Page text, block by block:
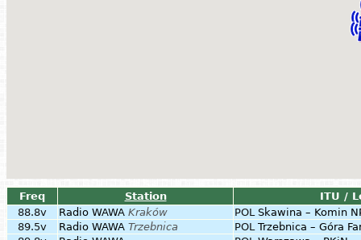
Freq Station
ITU /
88.8v
Radio WAWA Kraków POL Skawina – Komin
89.5v
Radio WAWA Trzebnica POL Trzebnica – Góra